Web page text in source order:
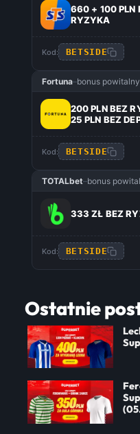
660 + 100 PLN
RYZYKA
Kod: BETSIDE
Fortuna–bonus powitalny
200 PLN BEZ
25 PLN BEZ
Kod: BETSIDE
TOTALbet–bonus
333 ZŁ BEZ
Kod: BETSIDE
Ostatnie